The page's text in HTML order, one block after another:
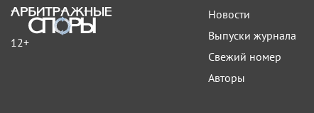
12+
Новости
Выпуски журнала
Свежий номер
Авторы